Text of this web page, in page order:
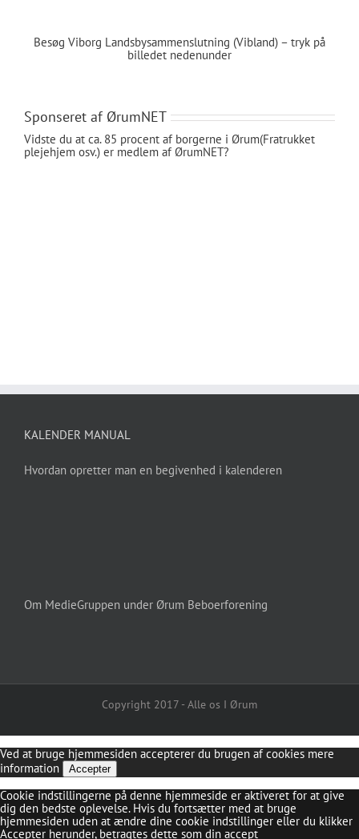
Besøg Viborg Landsbysammenslutning (Vibland) – tryk på
billedet nedenunder
Sponseret af ØrumNET
Vidste du at ca. 85 procent af borgerne i Ørum(Fratrukket
plejehjem osv.) er medlem af ØrumNET?
KALENDER MANUAL
Hvordan opretter man en begivenhed i kalenderen
Om MedieGruppen under Ørum Beboerforening
Copyright 2017 - Alle os I Ørum
Ved at bruge hjemmesiden accepterer du brugen af cookies mere
information
Accepter
Cookie indstillingerne på denne hjemmeside er aktiveret for at give
dig den bedste oplevelse. Hvis du fortsætter med at bruge
hjemmesiden uden at ændre dine cookie indstillinger eller du klikker
Accepter herunder, betragtes dette som din accept